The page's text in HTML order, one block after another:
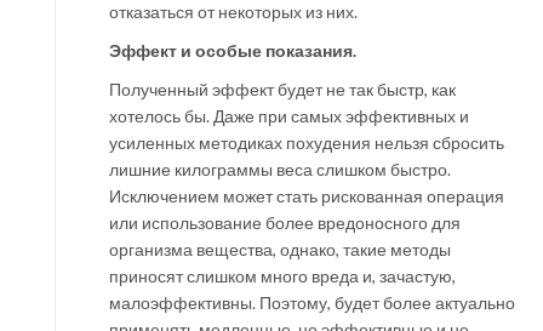
отказаться от некоторых из них.
Эффект и особые показания.
Полученный эффект будет не так быстр, как
хотелось бы. Даже при самых эффективных и
усиленных методиках похудения нельзя сбросить
лишние килограммы веса слишком быстро.
Исключением может стать рискованная операция
или использование более вредоносного для
организма вещества, однако, такие методы
приносят слишком много вреда и, зачастую,
малоэффективны. Поэтому, будет более актуально